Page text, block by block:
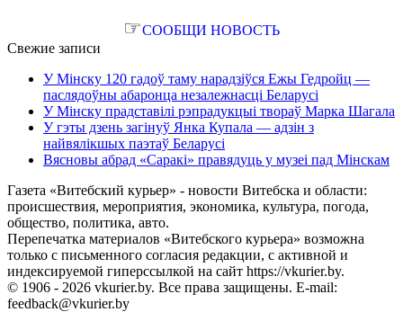
☞СООБЩИ НОВОСТЬ
Свежие записи
У Мінску 120 гадоў таму нарадзіўся Ежы Гедройц —
паслядоўны абаронца незалежнасці Беларусі
У Мінску прадставілі рэпрадукцыі твораў Марка Шагала
У гэты дзень загінуў Янка Купала — адзін з
найвялікшых паэтаў Беларусі
Вясновы абрад «Саракі» правядуць у музеі пад Мінскам
Газета «Витебский курьер» - новости Витебска и области:
происшествия, мероприятия, экономика, культура, погода,
общество, политика, авто.
Перепечатка материалов «Витебского курьера» возможна
только с письменного согласия редакции, с активной и
индексируемой гиперссылкой на сайт https://vkurier.by.
© 1906 - 2026 vkurier.by. Все права защищены. E-mail:
feedback@vkurier.by